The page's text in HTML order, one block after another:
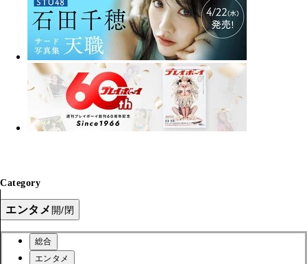
Category
エンタメ 開/閉
総合
エンタメ